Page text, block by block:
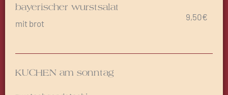
bayerischer wurstsalat
mit brot
9,50€
KUCHEN am sonntag